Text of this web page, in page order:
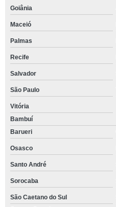
Goiânia
Maceió
Palmas
Recife
Salvador
São Paulo
Vitória
Bambuí
Barueri
Osasco
Santo André
Sorocaba
São Caetano do Sul